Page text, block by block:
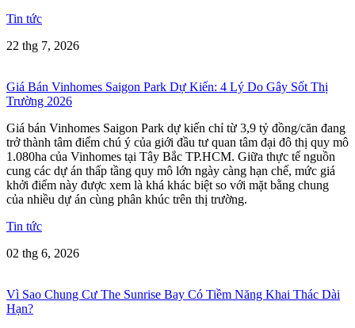
Tin tức
22 thg 7, 2026
Giá Bán Vinhomes Saigon Park Dự Kiến: 4 Lý Do Gây Sốt Thị
Trường 2026
Giá bán Vinhomes Saigon Park dự kiến chỉ từ 3,9 tỷ đồng/căn đang
trở thành tâm điểm chú ý của giới đầu tư quan tâm đại đô thị quy mô
1.080ha của Vinhomes tại Tây Bắc TP.HCM. Giữa thực tế nguồn
cung các dự án thấp tầng quy mô lớn ngày càng hạn chế, mức giá
khởi điểm này được xem là khá khác biệt so với mặt bằng chung
của nhiều dự án cùng phân khúc trên thị trường.
Tin tức
02 thg 6, 2026
Vì Sao Chung Cư The Sunrise Bay Có Tiềm Năng Khai Thác Dài
Hạn?